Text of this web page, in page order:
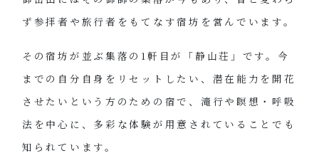
ず参拝者や旅行者をもてなす宿坊を営んでいます。
その宿坊が並ぶ集落の1軒目が「静山荘」です。今
までの自分自身をリセットしたい、潜在能力を開花
させたいという方のための宿で、滝行や瞑想・呼吸
法を中心に、多彩な体験が用意されていることでも
知られています。